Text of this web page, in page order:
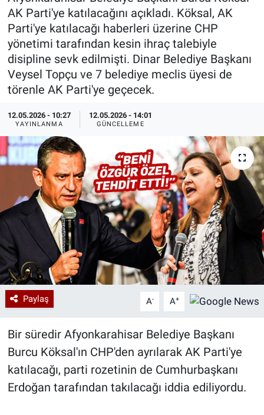
AK Parti'ye katılacağını açıkladı. Köksal, AK
Parti'ye katılacağı haberleri üzerine CHP
yönetimi tarafından kesin ihraç talebiyle
disipline sevk edilmişti. Dinar Belediye Başkanı
Veysel Topçu ve 7 belediye meclis üyesi de
törenle AK Parti'ye geçecek.
12.05.2026 - 10:27
YAYINLANMA
12.05.2026 - 14:01
GÜNCELLEME
Paylaş A- A+
Bir süredir Afyonkarahisar Belediye Başkanı
Burcu Köksal'ın CHP'den ayrılarak AK Parti'ye
katılacağı, parti rozetinin de Cumhurbaşkanı
Erdoğan tarafından takılacağı iddia ediliyordu.
Özel Haberler
Yazarlar
Dünya
Medya
Özel Haberler
Kadın
Erişim Bilgileri
Sağlık
Teknoloji
Ramazan
Haber Arşivi